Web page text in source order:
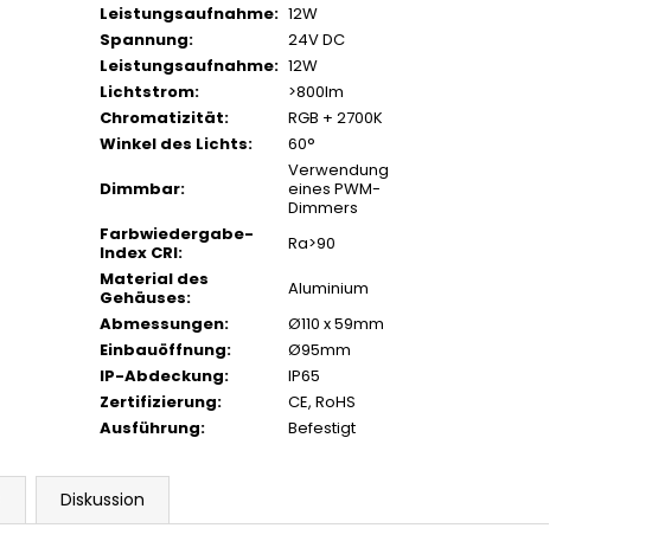
Leistungsaufnahme: 12W
Spannung:
24V DC
Leistungsaufnahme: 12W
Lichtstrom:
>800lm
Chromatizität:
RGB + 2700K
Winkel des Lichts:
60°
Dimmbar:
Verwendung
eines PWM-
Dimmers
Farbwiedergabe-
Index CRI:
Ra>90
Material des
Gehäuses:
Aluminium
Abmessungen:
Ø110 x 59mm
Einbauöffnung:
Ø95mm
IP-Abdeckung:
IP65
Zertifizierung:
CE, RoHS
Ausführung: Befestigt
Diskussion